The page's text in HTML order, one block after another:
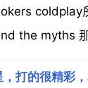
the myths
打的很精彩